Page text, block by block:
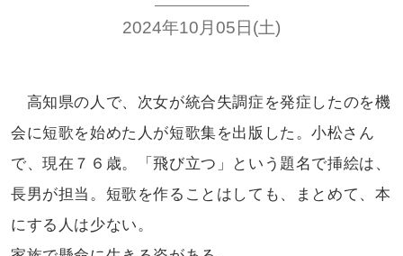
2024年10月05日(土)
高知県の人で、次女が統合失調症を発症したのを機
会に短歌を始めた人が短歌集を出版した。小松さん
で、現在 ７６歳。「飛び立つ」という題名で挿絵は、
長男が担当。短歌を作ることは しても、まとめて、本
にする人は少ない。